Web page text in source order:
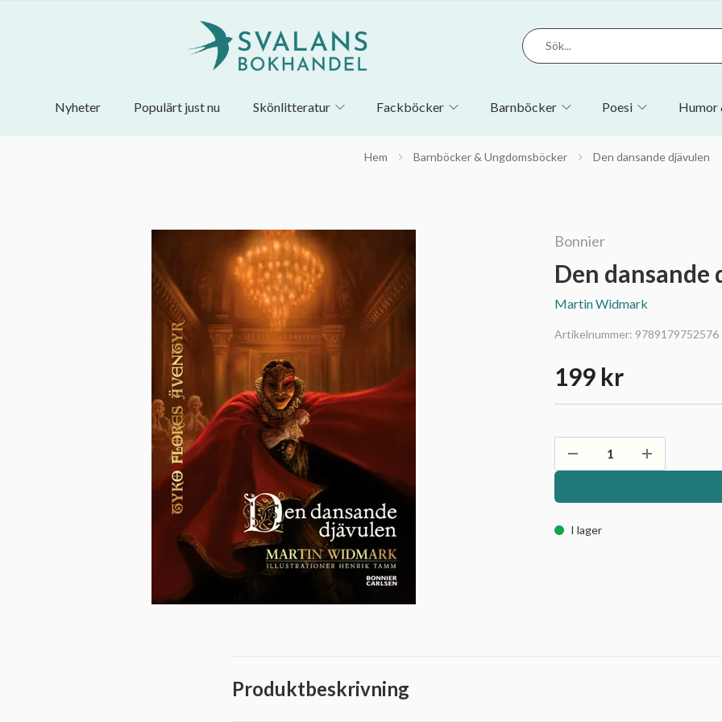
Nyheter Populärt just nu Skönlitteratur Fackböcker Barnböcker Poesi Humor
Hem Barnböcker & Ungdomsböcker Den dansande djävulen
Bonnier
Den dansande
Martin Widmark
Artikelnummer: 9789179752576
199 kr
I lager
Produktbeskrivning